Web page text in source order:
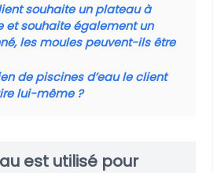
souhaite un plateau à
souhaite également un
les moules peuvent-ils être
de piscines d’eau le client
lui-même ?
est utilisé pour